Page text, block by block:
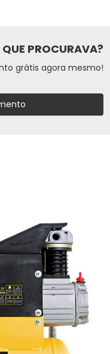
PROCURAVA?
grátis agora mesmo!